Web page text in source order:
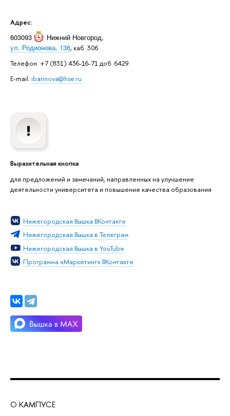
Адрес:
603093 Нижний Новгород,
ул. Родионова, 136, каб. 306
Телефон: +7 (831) 436-16-71 доб. 6429
E-mail: ibarinova@hse.ru
Выразительная кнопка
для предложений и замечаний, направленных на улучшение
деятельности университета и повышение качества образования
Нижегородская Вышка ВКонтакте
Нижегородская Вышка в Телеграм
Нижегородская Вышка в YouTube
Программа «Маркетинг» ВКонтакте
О КАМПУСЕ